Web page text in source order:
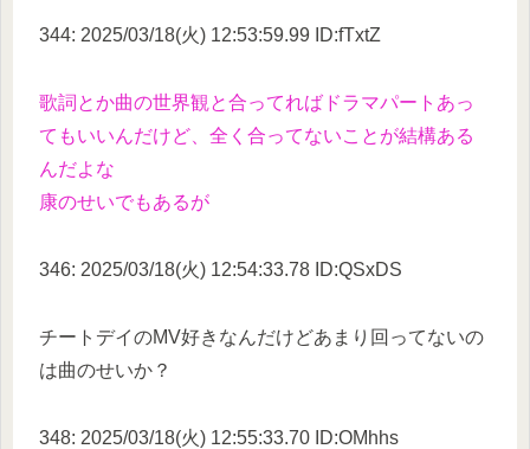
344: 2025/03/18(火) 12:53:59.99 ID:fTxtZ
歌詞とか曲の世界観と合ってればドラマパートあっ
てもいいんだけど、全く合ってないことが結構ある
んだよな
康のせいでもあるが
346: 2025/03/18(火) 12:54:33.78 ID:QSxDS
チートデイのMV好きなんだけどあまり回ってないの
は曲のせいか？
348: 2025/03/18(火) 12:55:33.70 ID:OMhhs